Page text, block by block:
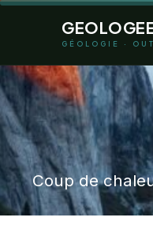
GÉOLOGIE ·
Coup de